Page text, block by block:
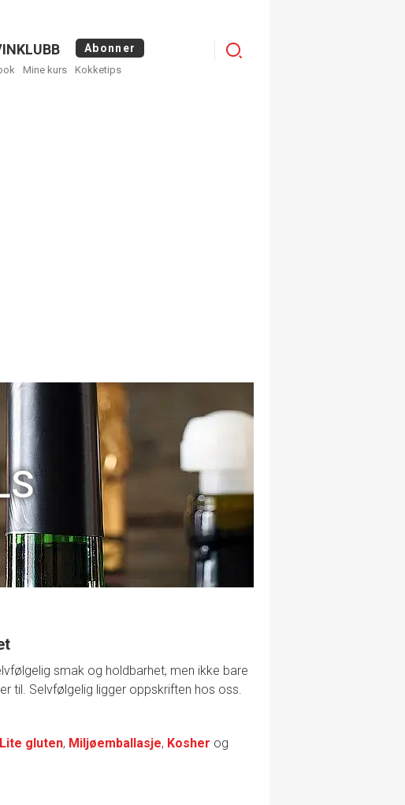
Abonner
Mine kurs Kokketips
Logg
smak og holdbarhet, men ikke bare
til. Selvfølgelig ligger oppskriften hos oss.
Lite gluten, Miljøemballasje, Kosher og